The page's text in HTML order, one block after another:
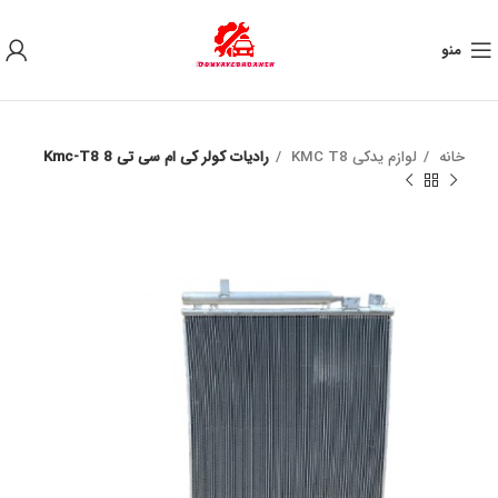
منو
خانه لوازم یدکی KMC T8 رادیات کولر کی ام سی تی 8 Kmc-T8
به علت نوسان ارز ، لطفا قبل از خرید تماس بگیرید.